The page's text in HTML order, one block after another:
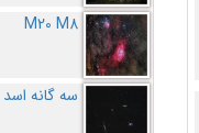
M20 M8
سه گانه اسد